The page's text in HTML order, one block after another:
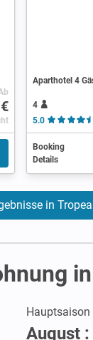
Aparthotel 4
4
5.0
Booking
Details
in Tropea
Hauptsaison
August